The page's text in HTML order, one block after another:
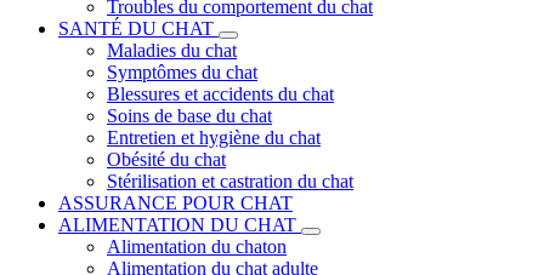
Troubles du comportement du chat
SANTÉ DU CHAT
Maladies du chat
Symptômes du chat
Blessures et accidents du chat
Soins de base du chat
Entretien et hygiène du chat
Obésité du chat
Stérilisation et castration du chat
ASSURANCE POUR CHAT
ALIMENTATION DU CHAT
Alimentation du chaton
Alimentation du chat adulte